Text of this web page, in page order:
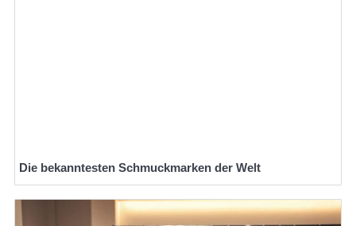
Die bekanntesten Schmuckmarken der Welt